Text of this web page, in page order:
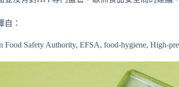
自：
Food Safety Authority, EFSA, food-hygiene, High-